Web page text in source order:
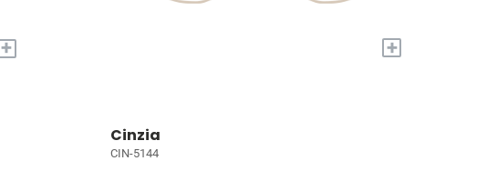
+ +
Cinzia
CIN-5144